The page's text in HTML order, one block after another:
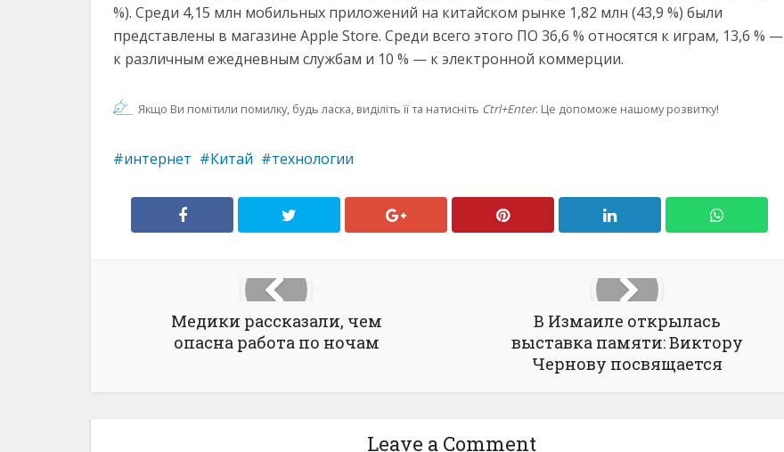
%). Среди 4,15 млн мобильных приложений на китайском рынке 1,82 млн (43,9 %) были
представлены в магазине Apple Store. Среди всего этого ПО 36,6 % относятся к играм, 13,6 % —
к различным ежедневным службам и 10 % — к электронной коммерции.
Якщо Ви помітили помилку, будь ласка, виділіть її та натисніть Ctrl+Enter. Це допоможе нашому розвитку!
интернет Китай технологии
Медики рассказали, чем
опасна работа по ночам
В Измаиле открылась
выставка памяти: Виктору
Чернову посвящается
Leave a Comment